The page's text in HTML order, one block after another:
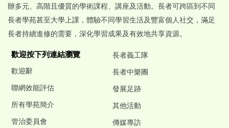
辦多元、高階且優質的學術課程、講座及活動。長者可跨區到不同
長者學苑甚至大學上課，體驗不同學習生活及豐富個人社交，滿足
長者持續進修的需要，深化學習成果及有效地共享資源。
歡迎按下列連結瀏覽
歡迎辭
聯網效能評估
所有學苑簡介
管治委員會
長者義工隊
長者中樂團
發展足跡
其他活動
傳媒專訪